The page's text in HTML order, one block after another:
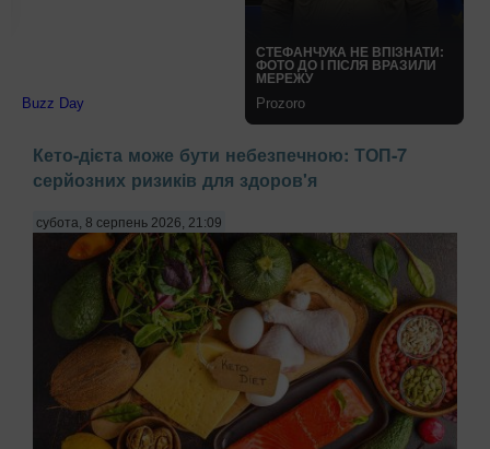
Кето-дієта може бути небезпечною: ТОП-7
серйозних ризиків для здоров'я
субота, 8 серпень 2026, 21:09